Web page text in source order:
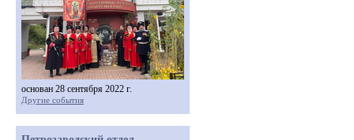
основан 28 сентября 2022 г.
Другие события